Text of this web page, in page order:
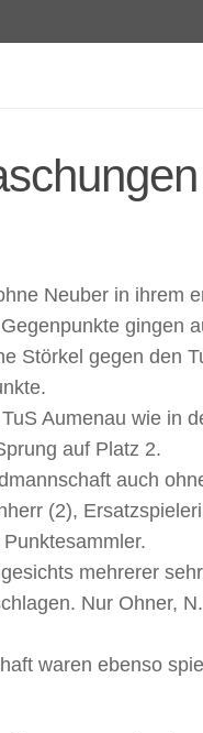
Neuber in ihrem
gingen
Störkel gegen den
Aumenau wie in
auf Platz 2.
auch
(2),
mehrerer
Nur Ohner,
waren ebenso